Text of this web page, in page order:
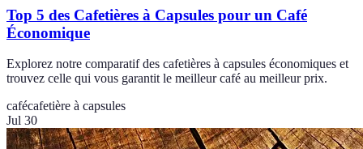
Top 5 des Cafetières à Capsules pour un Café
Économique
Explorez notre comparatif des cafetières à capsules économiques et
trouvez celle qui vous garantit le meilleur café au meilleur prix.
cafécafetière à capsules
Jul 30